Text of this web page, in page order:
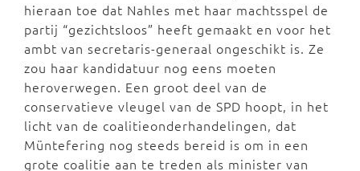
hieraan toe dat Nahles met haar machtsspel de
partij “gezichtsloos” heeft gemaakt en voor het
ambt van secretaris-generaal ongeschikt is. Ze
zou haar kandidatuur nog eens moeten
heroverwegen. Een groot deel van de
conservatieve vleugel van de SPD hoopt, in het
licht van de coalitieonderhandelingen, dat
Müntefering nog steeds bereid is om in een
grote coalitie aan te treden als minister van